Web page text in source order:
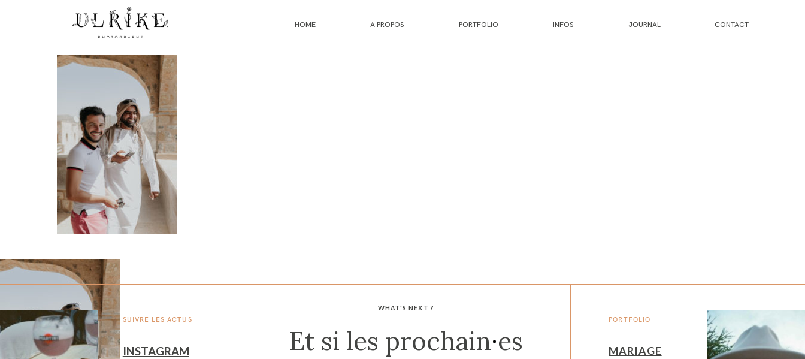
HOME A PROPOS PORTFOLIO INFOS JOURNAL CONTACT
WHAT'S NEXT ?
PORTFOLIO
SUIVRE LES ACTUS
Et si les prochain·es
MARIAGE
INSTAGRAM